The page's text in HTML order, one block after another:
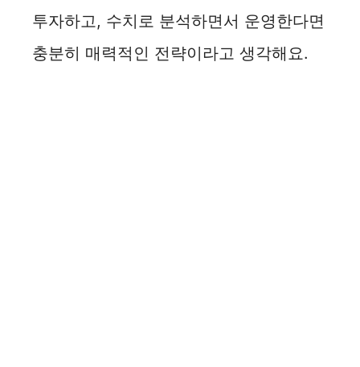
투자하고, 수치로 분석하면서 운영한다면
충분히 매력적인 전략이라고 생각해요.